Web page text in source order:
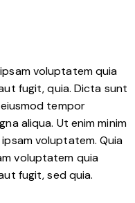
voluptatem quia
fugit, quia. Dicta sunt
tempor
aliqua. Ut enim minim
voluptatem. Quia
voluptatem quia
fugit, sed quia.